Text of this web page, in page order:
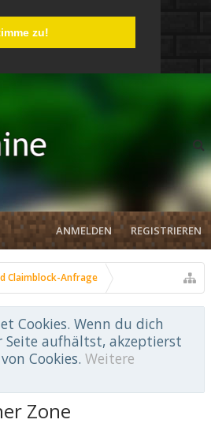
zu!
ANMELDEN REGISTRIEREN
Claimblock-Anfrage
Cookies. Wenn du dich
Seite aufhältst, akzeptierst
Cookies. Weitere
Zone